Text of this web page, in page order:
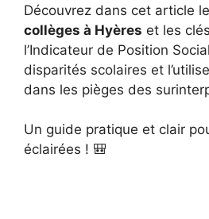
Découvrez dans cet article
collèges à Hyères et les
l’Indicateur de Position
disparités scolaires et
dans les pièges des
Un guide pratique et clair
éclairées ! 🎒